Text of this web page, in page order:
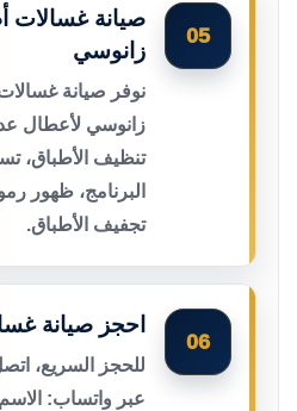
05
صيانة غسالات
زانوسي
نوفر صيانة
زانوسي لأعطال
تنظيف الأطباق،
البرنامج، ظهور
تجفيف الأطباق.
06
احجز صيانة
للحجز السريع،
عبر واتساب: